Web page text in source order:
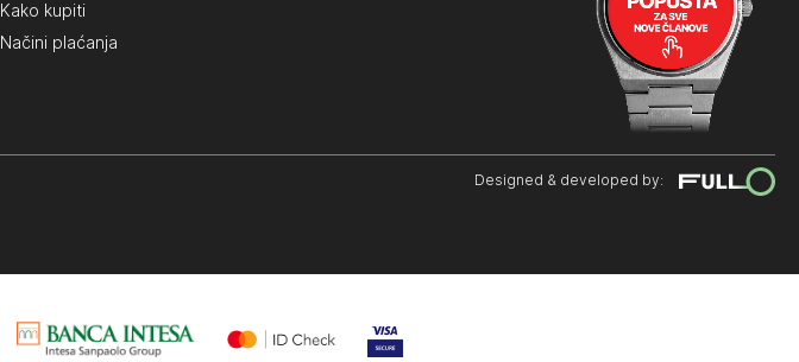
Kako kupiti
Načini plaćanja
Designed & developed by: